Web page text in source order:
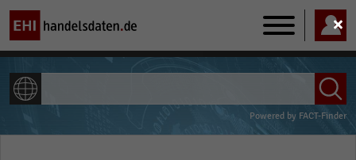
Main
navigation
Powered by FACT-Finder